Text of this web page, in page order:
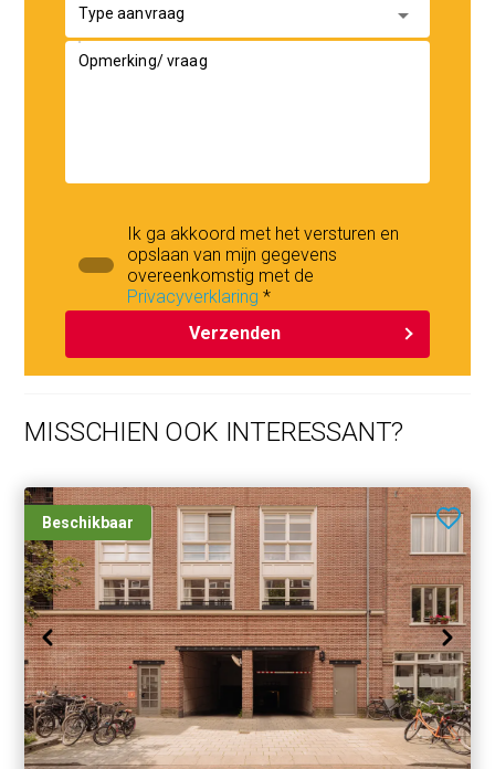
Type aanvraag arrow_drop_down
Opmerking/ vraag
Ik ga akkoord met het versturen en
opslaan van mijn gegevens
overeenkomstig met de
Privacyverklaring *
Verzenden
MISSCHIEN OOK INTERESSANT?
Beschikbaar